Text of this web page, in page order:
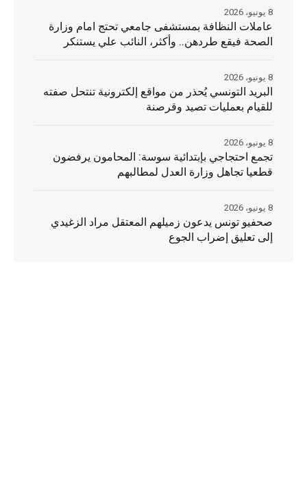
عاملات النظافة بمستشفى جامعي تحتج امام وزارة
الصحة فيقع طردهن.. وأكثر، النائب علي يستنكر
8 يونيو، 2026
البريد التونسي يُحذر من مواقع إلكترونية تنتحل صفته
للقيام بعمليات تصيد وقرصنة
8 يونيو، 2026
تجمع احتجاجي بإبتدائية سوسة: المحامون يرفضون
قطعيا تجاهل وزارة العدل لمطالبهم
8 يونيو، 2026
صحفيو تونس يدعون زميلهم المعتقل مراد الزغيدي
إلى تعليق إضراب الجوع
8 يونيو، 2026